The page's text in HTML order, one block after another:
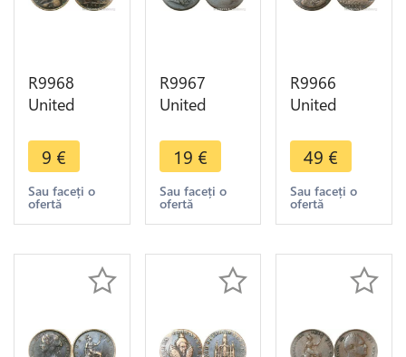
R9968
United
1/2 Penny
Victoria
1861 ->
Make Offer
9 €
Sau faceți o
ofertă
R9967
United
1/2 Penny
George III
1770 1775
-> Make
19 €
Sau faceți o
ofertă
R9966
United
1/2 Penny J.
Jordan
1794
Hampshire
Ship
49 €
Sau faceți o
ofertă